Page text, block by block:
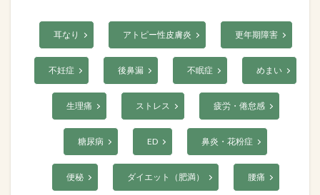
耳なり アトピー性皮膚炎 更年期障害
不妊症 後鼻漏 不眠症 めまい
生理痛 ストレス 疲労・倦怠感
糖尿病 ED 鼻炎・花粉症
便秘 ダイエット（肥満） 腰痛